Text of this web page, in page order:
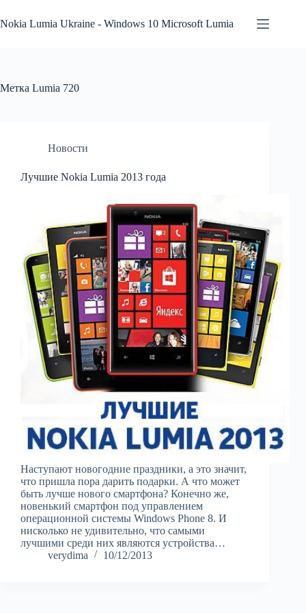
к
сути
Nokia Lumia Ukraine - Windows 10 Microsoft Lumia
Метка Lumia 720
Новости
Лучшие Nokia Lumia 2013 года
Наступают новогодние праздники, а это значит,
что пришла пора дарить подарки. А что может
быть лучше нового смартфона? Конечно же,
новенький смартфон под управлением
операционной системы Windows Phone 8. И
нисколько не удивительно, что самыми
лучшими среди них являются устройства…
verydima
10/12/2013